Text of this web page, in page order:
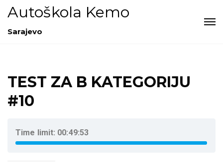
Autoškola Kemo
Sarajevo
TEST ZA B KATEGORIJU
#10
Time limit: 00:49:52